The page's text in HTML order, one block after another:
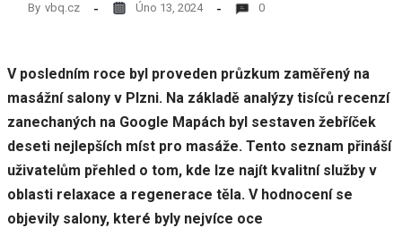
By vbq.cz Úno 13, 2024 0
V posledním roce byl proveden průzkum zaměřený na
masážní salony v Plzni. Na základě analýzy tisíců recenzí
zanechaných na Google Mapách byl sestaven žebříček
deseti nejlepších míst pro masáže. Tento seznam přináší
uživatelům přehled o tom, kde lze najít kvalitní služby v
oblasti relaxace a regenerace těla. V hodnocení se
objevily salony, které byly nejvíce oce